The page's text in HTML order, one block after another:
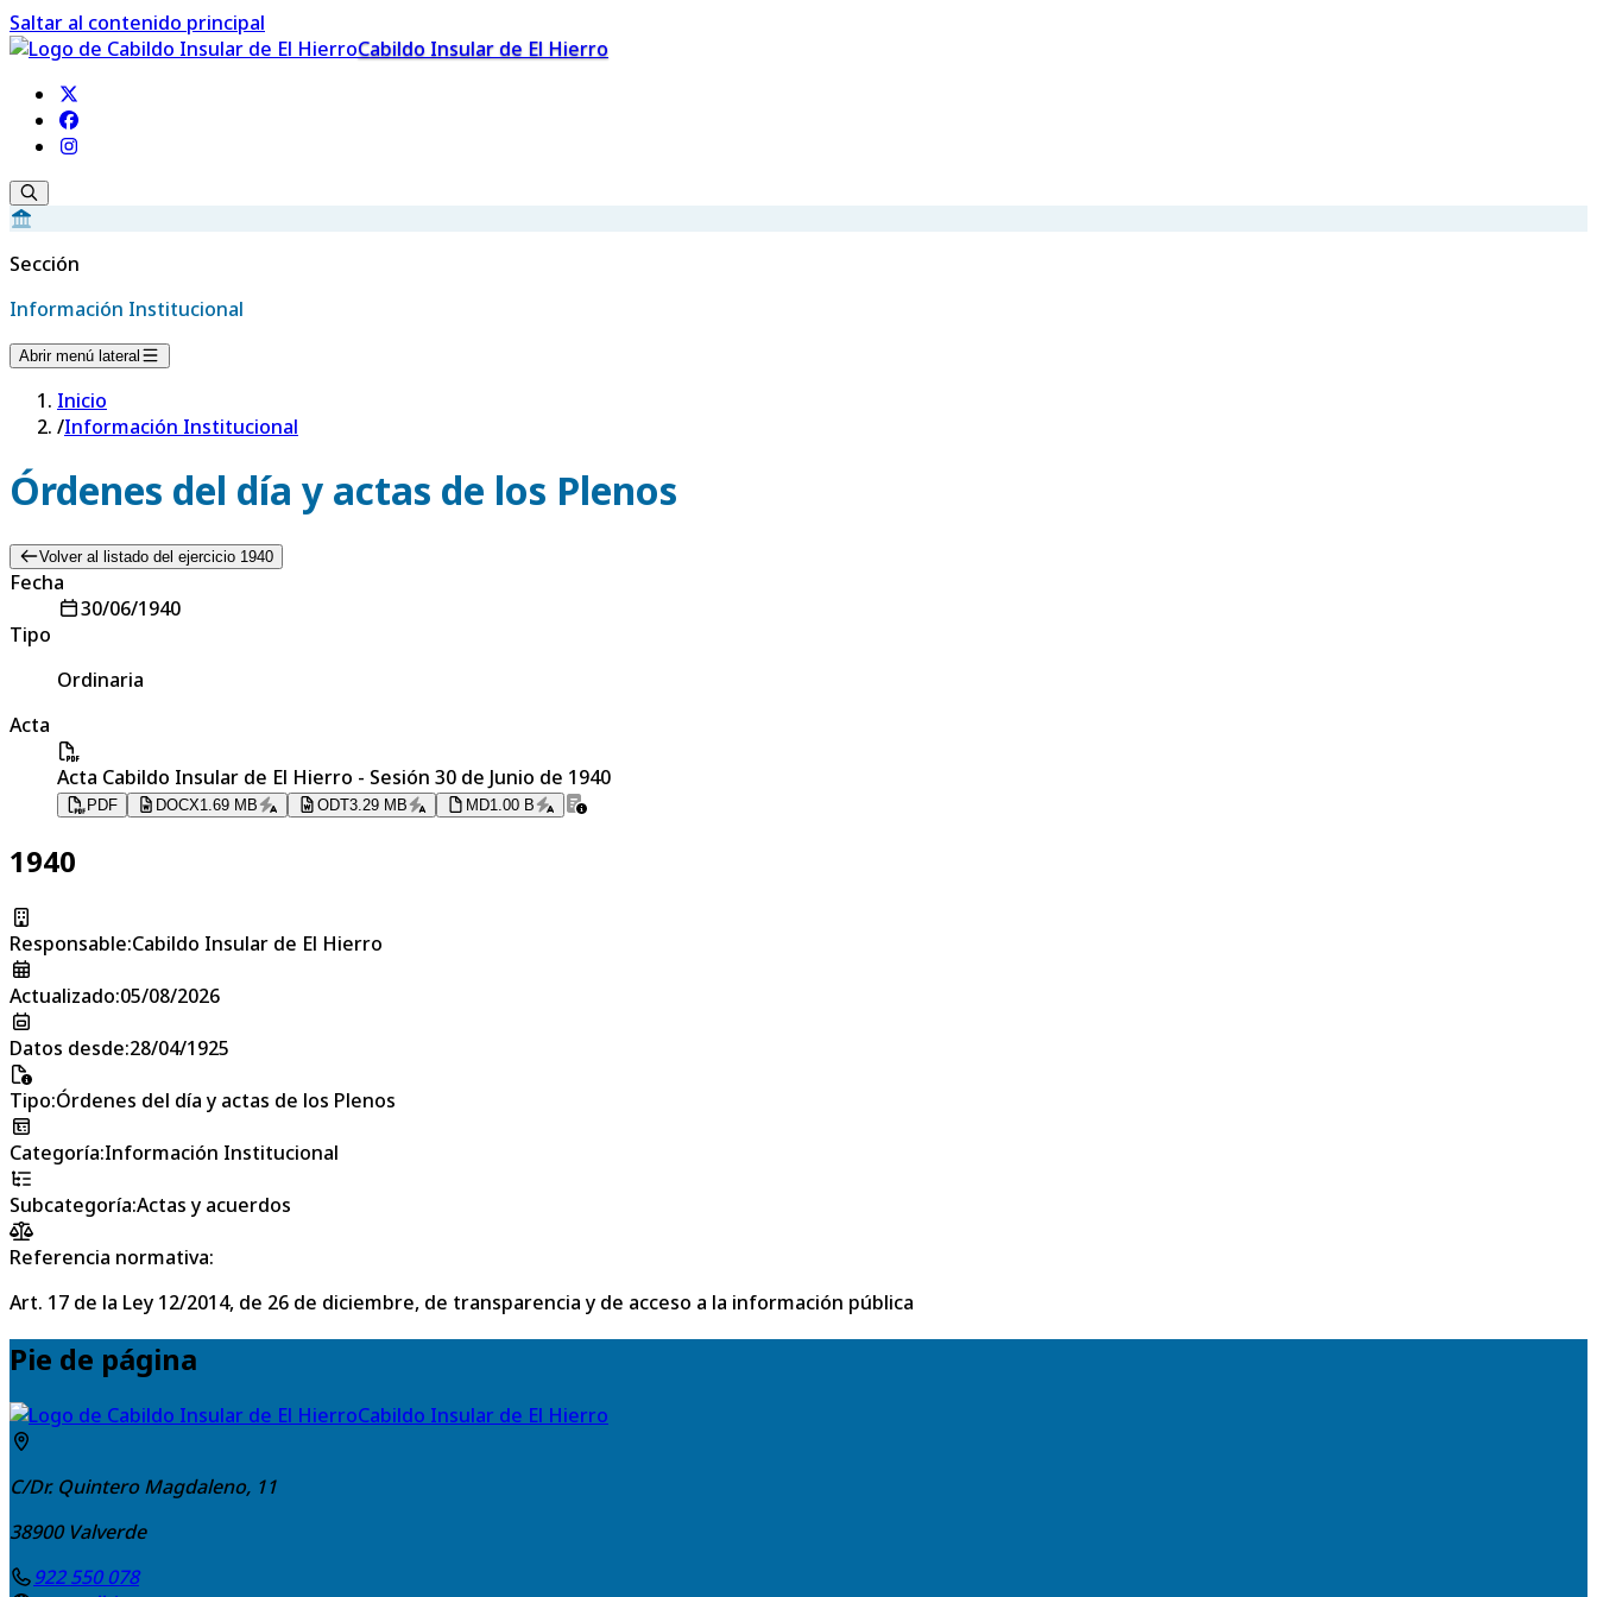
Saltar al contenido principal
Cabildo Insular de El Hierro
Sección
Información Institucional
Abrir menú lateral
Inicio
/Información Institucional
Órdenes del día y actas de los Plenos
Volver al listado del ejercicio 1940
Fecha
30/06/1940
Tipo
Ordinaria
Acta
Acta Cabildo Insular de El Hierro - Sesión 30 de Junio de 1940
PDF DOCX1.69 MB ODT3.29 MB MD1.00 B
1940
Responsable:Cabildo Insular de El Hierro
Actualizado:05/08/2026
Datos desde:28/04/1925
Tipo:Órdenes del día y actas de los Plenos
Categoría:Información Institucional
Subcategoría:Actas y acuerdos
Referencia normativa:
Art. 17 de la Ley 12/2014, de 26 de diciembre, de transparencia y de acceso a la información pública
Pie de página
Cabildo Insular de El Hierro
C/Dr. Quintero Magdaleno, 11
38900 Valverde
922 550 078